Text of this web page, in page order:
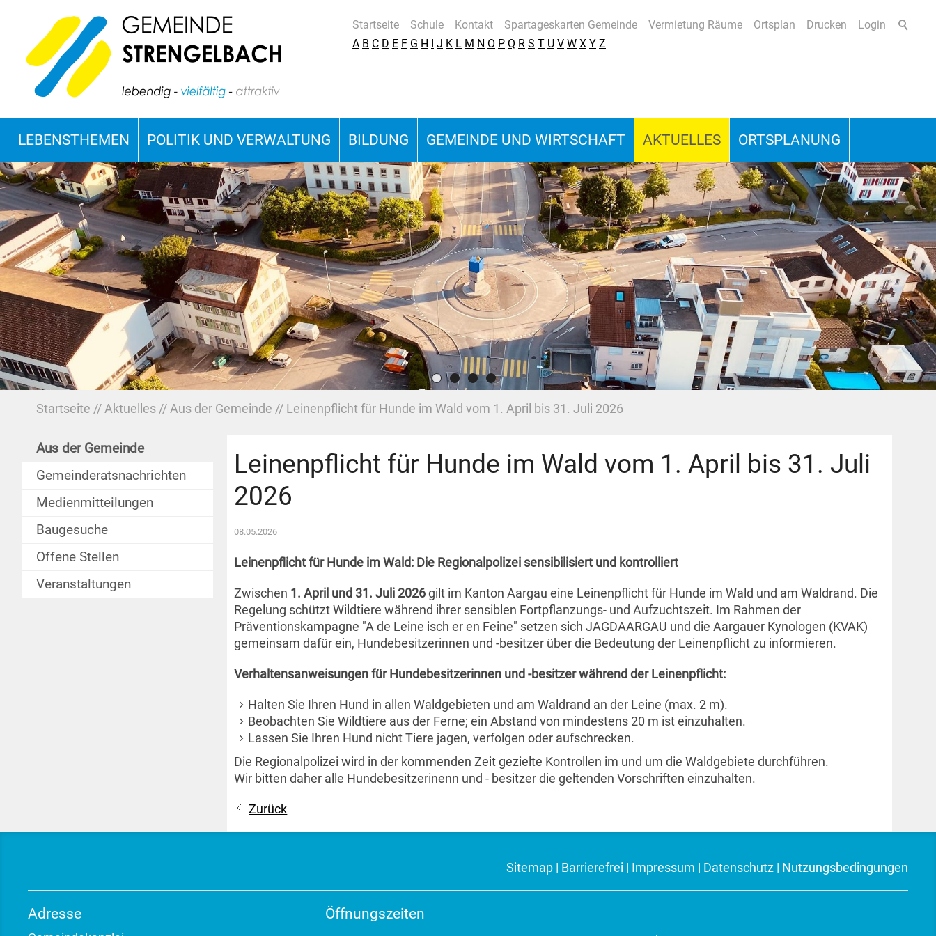
Startseite Schule Kontakt Spartageskarten Gemeinde Vermietung Räume Ortsplan Drucken
Login
A B C D E F G H I J K L M N O P Q R S T U V W X Y Z
LEBENSTHEMEN POLITIK UND VERWALTUNG BILDUNG GEMEINDE UND WIRTSCHAFT AKTUELLES ORTSPLANUNG
Startseite Aktuelles Aus der Gemeinde Leinenpflicht für Hunde im Wald vom 1. April bis 31. Juli 2026
Aus der Gemeinde
Gemeinderatsnachrichten
Medienmitteilungen
Baugesuche
Offene Stellen
Veranstaltungen
Leinenpflicht für Hunde im Wald vom 1. April bis 31. Juli
2026
08.05.2026
Leinenpflicht für Hunde im Wald: Die Regionalpolizei sensibilisiert und kontrolliert
Zwischen 1. April und 31. Juli 2026 gilt im Kanton Aargau eine Leinenpflicht für Hunde im Wald und am Waldrand. Die
Regelung schützt Wildtiere während ihrer sensiblen Fortpflanzungs- und Aufzuchtszeit. Im Rahmen der
Präventionskampagne "A de Leine isch er en Feine" setzen sich JAGDAARGAU und die Aargauer Kynologen (KVAK)
gemeinsam dafür ein, Hundebesitzerinnen und -besitzer über die Bedeutung der Leinenpflicht zu informieren.
Verhaltensanweisungen für Hundebesitzerinnen und -besitzer während der Leinenpflicht:
Halten Sie Ihren Hund in allen Waldgebieten und am Waldrand an der Leine (max. 2 m).
Beobachten Sie Wildtiere aus der Ferne; ein Abstand von mindestens 20 m ist einzuhalten.
Lassen Sie Ihren Hund nicht Tiere jagen, verfolgen oder aufschrecken.
Die Regionalpolizei wird in der kommenden Zeit gezielte Kontrollen im und um die Waldgebiete durchführen.
Wir bitten daher alle Hundebesitzerinenn und - besitzer die geltenden Vorschriften einzuhalten.
Zurück
Sitemap Barrierefrei Impressum Datenschutz Nutzungsbedingungen
Adresse Öffnungszeiten